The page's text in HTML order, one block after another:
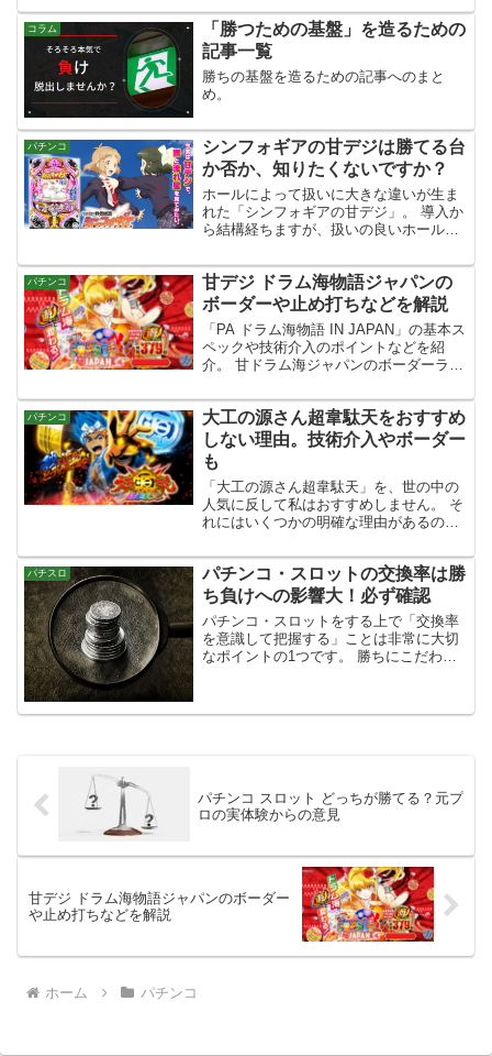
コラム
「勝つための基盤」を造るための
記事一覧
勝ちの基盤を造るための記事へのまと
め。
パチンコ
シンフォギアの甘デジは勝てる台
か否か、知りたくないですか？
ホールによって扱いに大きな違いが生ま
れた「シンフォギアの甘デジ」。 導入か
ら結構経ちますが、扱いの良いホールで
場合も見受けられます。 そんなシンフォ
ギアの甘デジは勝てる台なのか？ 基本ス
ペックや釘のポイ...
パチンコ
甘デジ ドラム海物語ジャパンの
ボーダーや止め打ちなどを解説
「PA ドラム海物語 IN JAPAN」の基本ス
ペックや技術介入のポイントなどを紹
介。 甘ドラム海ジャパンのボーダーライ
から解説していきます。
パチンコ
大工の源さん超韋駄天をおすすめ
しない理由。技術介入やボーダー
も
「大工の源さん超韋駄天」を、世の中の
人気に反して私はおすすめしません。 そ
れにはいくつかの明確な理由があるの
した。
パチスロ
パチンコ・スロットの交換率は勝
ち負けへの影響大！必ず確認
パチンコ・スロットをする上で「交換率
を意識して把握する」ことは非常に大切
なポイントの1つです。 勝ちにこだわる
パチンコ スロット どっちが勝てる？元プ
ロの実体験からの意見
甘デジ ドラム海物語ジャパンのボーダー
や止め打ちなどを解説
ホーム パチンコ